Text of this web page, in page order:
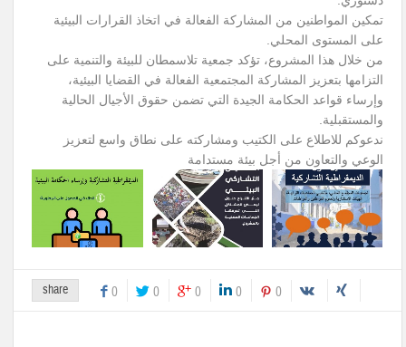
تمكين المواطنين من المشاركة الفعالة في اتخاذ القرارات البيئية
على المستوى المحلي.
من خلال هذا المشروع، تؤكد جمعية تلاسمطان للبيئة والتنمية على
التزامها بتعزيز المشاركة المجتمعية الفعالة في القضايا البيئية،
وإرساء قواعد الحكامة الجيدة التي تضمن حقوق الأجيال الحالية
والمستقبلية.
ندعوكم للاطلاع على الكتيب ومشاركته على نطاق واسع لتعزيز
الوعي والتعاون من أجل بيئة مستدامة
share 0 0 0 0 0